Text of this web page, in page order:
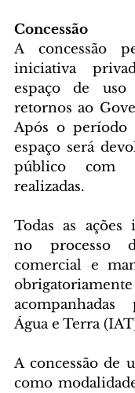
Concessão
A concessão
iniciativa
espaço de
retornos ao
Após o período
espaço será
público com
realizadas.
Todas as ações
no processo
comercial e
Água e Terra
A concessão de
como